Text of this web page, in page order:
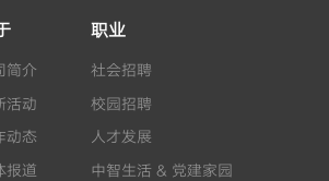
简介
活动
动态
报道
职业
社会招聘
校园招聘
人才发展
中智生活 & 党建家园